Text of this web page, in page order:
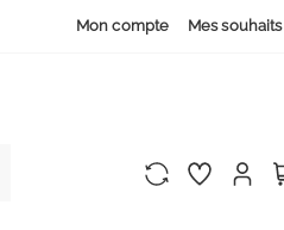
Mon compte Mes souhaits